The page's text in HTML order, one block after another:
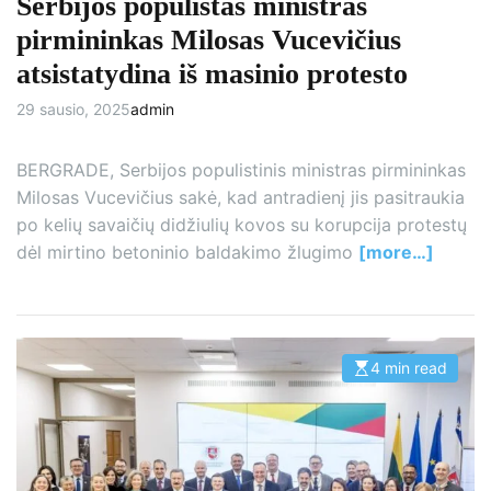
pirmininkas Milosas Vucevičius
atsistatydina iš masinio protesto
29 sausio, 2025admin
BERGRADE, Serbijos populistinis ministras pirmininkas
Milosas Vucevičius sakė, kad antradienį jis pasitraukia
po kelių savaičių didžiulių kovos su korupcija protestų
dėl mirtino betoninio baldakimo žlugimo [more…]
E
i
m
a
t
e
4 min read